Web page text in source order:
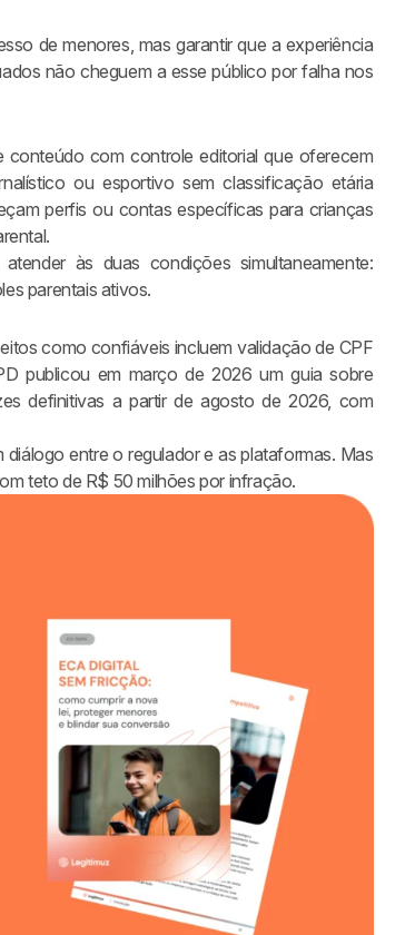
de menores, mas garantir que a experiência
não cheguem a esse público por falha nos
com controle editorial que oferecem
ou esportivo sem classificação etária
perfis ou contas específicas para crianças
às duas condições simultaneamente:
parentais ativos.
como confiáveis incluem validação de CPF
publicou em março de 2026 um guia sobre
definitivas a partir de agosto de 2026, com
entre o regulador e as plataformas. Mas
teto de R$ 50 milhões por infração.